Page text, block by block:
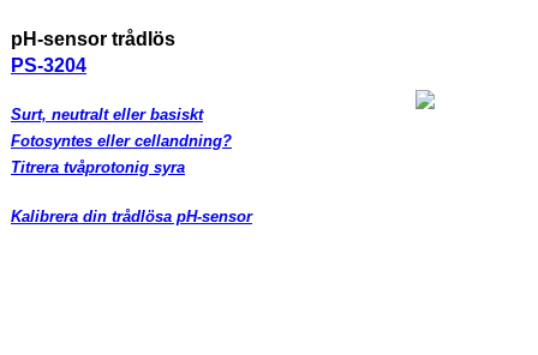
pH-sensor trådlös
PS-3204
Surt, neutralt eller basiskt
Fotosyntes eller cellandning?
Titrera tvåprotonig syra
Kalibrera din trådlösa pH-sensor